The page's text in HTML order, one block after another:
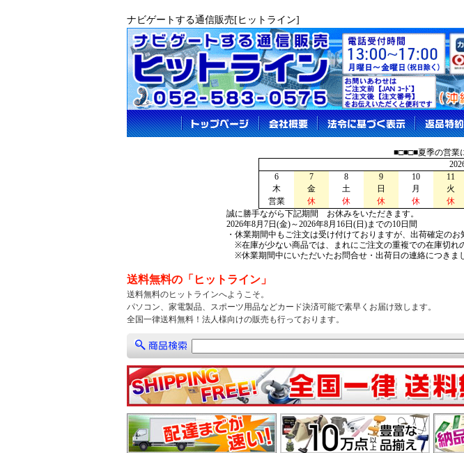
ナビゲートする通信販売[ヒットライン]
■□■□■夏季の営業
6
7 8 9 10 11
木
金 土 日 月 火
営業
休 休 休 休 休
誠に勝手ながら下記期間 お休みをいただきます。
2026年8月7日(金)～2026年8月16日(日)までの10日間
・休業期間中もご注文は受け付けておりますが、出荷確定のお
※在庫が少ない商品では、まれにご注文の重複での在庫切れ
※休業期間中にいただいたお問合せ・出荷日の連絡につきま
送料無料の「ヒットライン」
送料無料のヒットラインへようこそ。
パソコン、家電製品、 スポーツ用品などカード決済可能で素早くお届け致します。
全国一律送料無料！法人様向けの販売も行っております。